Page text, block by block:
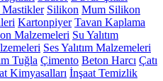
Silikon Mum Silikon
Kartonpiyer Tavan Kaplama
Malzemeleri Su Yalıtım
Ses Yalıtım Malzemeleri
Tuğla Çimento Beton Harcı Çatı
Kimyasalları İnşaat Temizlik